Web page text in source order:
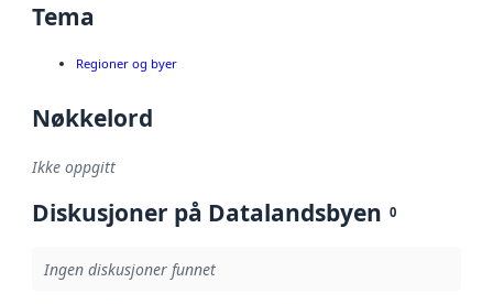
Tema
Regioner og byer
Nøkkelord
Ikke oppgitt
Diskusjoner på Datalandsbyen 0
Ingen diskusjoner funnet